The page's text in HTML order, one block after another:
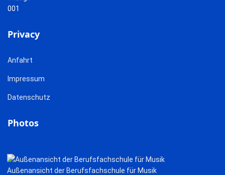
Privacy
Anfahrt
Impressum
Datenschutz
Photos
Außenansicht der Berufsfachschule für Musik